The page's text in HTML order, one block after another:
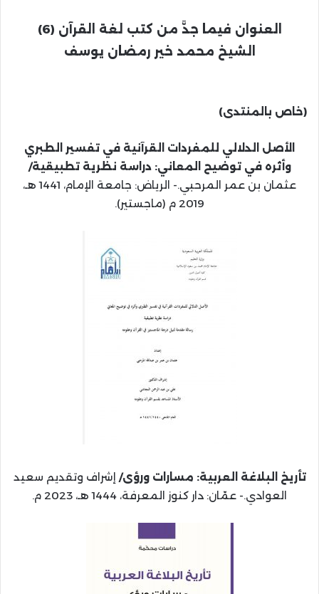
العنوان فيما جدَّ من كتب لغة القرآن (6)
الشيخ محمد خير رمضان يوسف
(خاص بالمنتدى)
الأصل الدلالي للمفردات القرآنية في تفسير الطبري
وأثره في توضيح المعاني: دراسة نظرية تطبيقية/
عثمان بن عمر المرحبي.- الرياض: جامعة الإمام، 1441 هـ،
2019 م (ماجستير).
تأريخ البلاغة العربية: مسارات ورؤى/ إشراف وتقديم سعيد
العوادي.- عمّان: دار كنوز المعرفة، 1444 هـ، 2023 م.